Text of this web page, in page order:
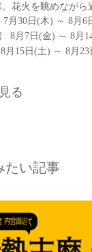
花火を眺めながら
7月30日(木) ～ 8月6
8月7日(金) ～ 8月
8月15日(土) ～ 8月
る
たい記事